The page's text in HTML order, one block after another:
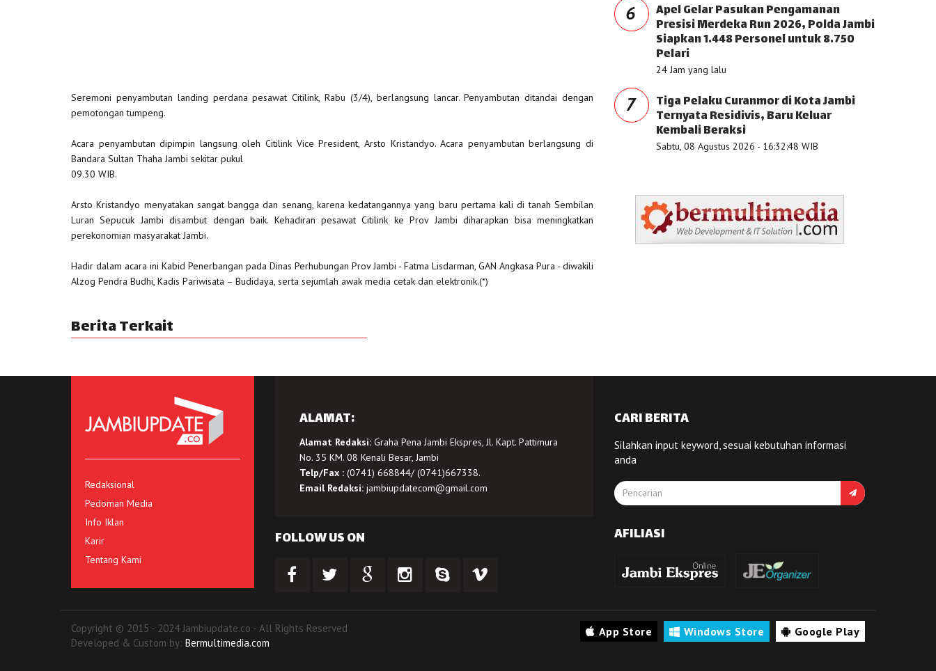
Seremoni penyambutan landing perdana pesawat Citilink, Rabu (3/4), berlangsung lancar. Penyambutan ditandai dengan
pemotongan tumpeng.
Acara penyambutan dipimpin langsung oleh Citilink Vice President, Arsto Kristandyo. Acara penyambutan berlangsung di
Bandara Sultan Thaha Jambi sekitar pukul
09.30 WIB.
Arsto Kristandyo menyatakan sangat bangga dan senang, karena kedatangannya yang baru pertama kali di tanah Sembilan
Luran Sepucuk Jambi disambut dengan baik. Kehadiran pesawat Citilink ke Prov Jambi diharapkan bisa meningkatkan
perekonomian masyarakat Jambi.
Hadir dalam acara ini Kabid Penerbangan pada Dinas Perhubungan Prov Jambi - Fatma Lisdarman, GAN Angkasa Pura - diwakili
Alzog Pendra Budhi, Kadis Pariwisata – Budidaya, serta sejumlah awak media cetak dan elektronik.(*)
Berita Terkait
6 Apel Gelar Pasukan Pengamanan
Presisi Merdeka Run 2026, Polda Jambi
Siapkan 1.448 Personel untuk 8.750
Pelari
24 Jam yang lalu
7 Tiga Pelaku Curanmor di Kota Jambi
Ternyata Residivis, Baru Keluar
Kembali Beraksi
Sabtu, 08 Agustus 2026 - 16:32:48 WIB
Redaksional
Pedoman Media
Info Iklan
Karir
Tentang Kami
ALAMAT:
Alamat Redaksi:Graha Pena Jambi Ekspres, Jl. Kapt. Pattimura
No. 35 KM. 08 Kenali Besar, Jambi
Telp/Fax :(0741) 668844/ (0741)667338.
Email Redaksi: jambiupdatecom@gmail.com
FOLLOW US ON
CARI BERITA
Silahkan input keyword, sesuai kebutuhan informasi
anda
AFILIASI
Copyright © 2015 - 2024 Jambiupdate.co - All Rights Reserved
Developed & Custom by: Bermultimedia.com
App Store Windows Store Google Play